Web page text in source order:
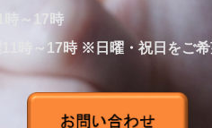
時～17時
時～17時 ※日曜・祝日をご